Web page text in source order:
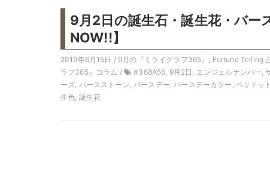
9月2日の誕生石・誕生花・バー
NOW!!】
2019年6月15日 / 9月の『ミライグラフ365』 , Fortune Telling
ラフ365』コラム / #368A56, 9月2日 , エンジェルナンバー,
ーズ, バースストーン,バースデー,バースデーカラー , ペリドット
生色, 誕生花